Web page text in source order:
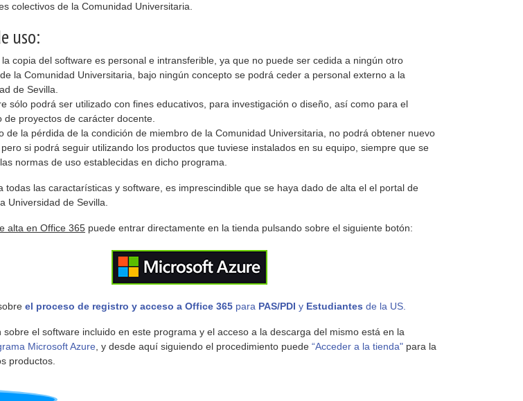
colectivos de la Comunidad Universitaria.
uso:
la copia del software es personal e intransferible, ya que no puede ser cedida a ningún otro
la Comunidad Universitaria, bajo ningún concepto se podrá ceder a personal externo a la
de Sevilla.
sólo podrá ser utilizado con fines educativos, para investigación o diseño, así como para el
de proyectos de carácter docente.
de la pérdida de la condición de miembro de la Comunidad Universitaria, no podrá obtener nuevo
si podrá seguir utilizando los productos que tuviese instalados en su equipo, siempre que se
normas de uso establecidas en dicho programa.
todas las caractarísticas y software, es imprescindible que se haya dado de alta el el portal de
Universidad de Sevilla.
alta en Office 365 puede entrar directamente en la tienda pulsando sobre el siguiente botón:
el proceso de registro y acceso a Office 365 para PAS/PDI y Estudiantes de la US.
sobre el software incluido en este programa y el acceso a la descarga del mismo está en la
Microsoft Azure , y desde aquí siguiendo el procedimiento puede “Acceder a la tienda" para la
productos.